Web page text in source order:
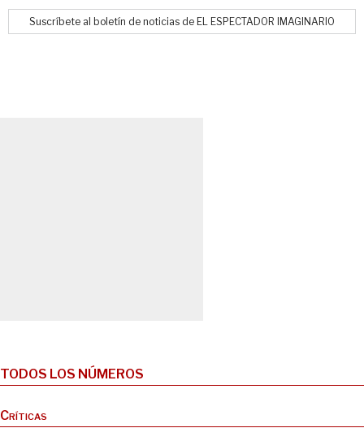
Suscríbete al boletín de noticias de EL ESPECTADOR IMAGINARIO
TODOS LOS NÚMEROS
Críticas